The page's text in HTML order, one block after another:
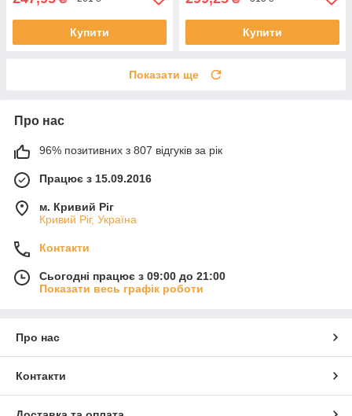
Купити Купити
Показати ще
Про нас
96% позитивних з 807 відгуків за рік
Працює з 15.09.2016
м. Кривий Ріг
Кривий Ріг, Україна
Контакти
Сьогодні працює з 09:00 до 21:00
Показати весь графік роботи
Про нас
Контакти